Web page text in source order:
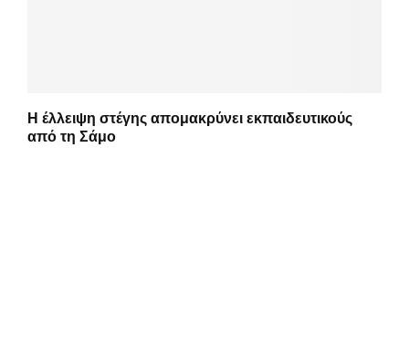
Η έλλειψη στέγης απομακρύνει εκπαιδευτικούς
από τη Σάμο